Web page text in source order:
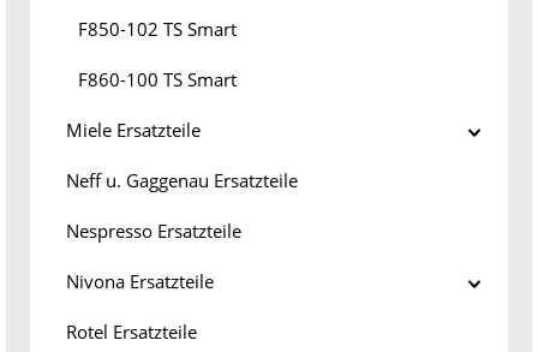
F850-102 TS Smart
F860-100 TS Smart
Miele Ersatzteile
Neff u. Gaggenau Ersatzteile
Nespresso Ersatzteile
Nivona Ersatzteile
Rotel Ersatzteile